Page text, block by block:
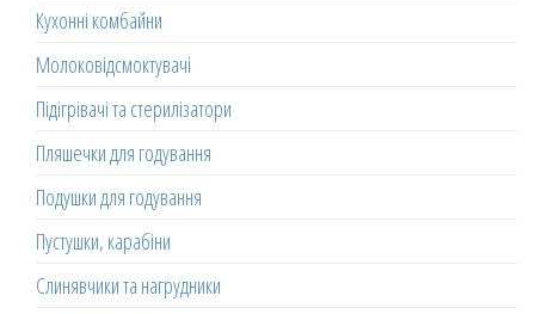
Кухонні комбайни
Молоковідсмоктувачі
Підігрівачі та стерилізатори
Пляшечки для годування
Подушки для годування
Пустушки, карабіни
Слинявчики та нагрудники